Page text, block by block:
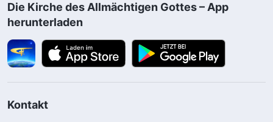
Die Kirche des Allmächtigen Gottes – App
herunterladen
Kontakt